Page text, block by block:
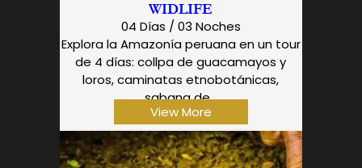
WIDLIFE
04 Días / 03 Noches
Explora la Amazonía peruana en un tour
de 4 días: collpa de guacamayos y
loros, caminatas etnobotánicas,
sabana de...
View More